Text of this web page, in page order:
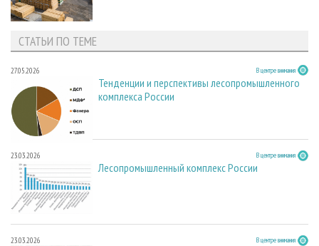
СТАТЬИ ПО ТЕМЕ
27.05.2026 В центре внимания
Тенденции и перспективы лесопромышленного
комплекса России
23.03.2026 В центре внимания
Лесопромышленный комплекс России
23.03.2026 В центре внимания